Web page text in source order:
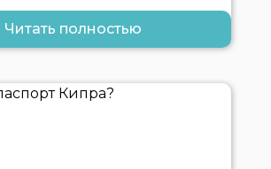
Читать полностью